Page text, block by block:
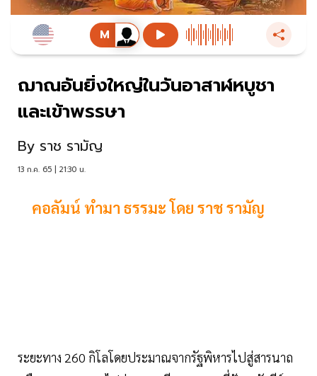
ฌาณอันยิ่งใหญ่ในวันอาสาฬหบูชา
และเข้าพรรษา
By ราช รามัญ
13 ก.ค. 65 | 21:30 น.
คอลัมน์ ทำมา ธรรมะ โดย​ ราช รามัญ
ระยะทาง 260 กิโลโดยประมาณจากรัฐพิหารไปสู่สารนาถ​